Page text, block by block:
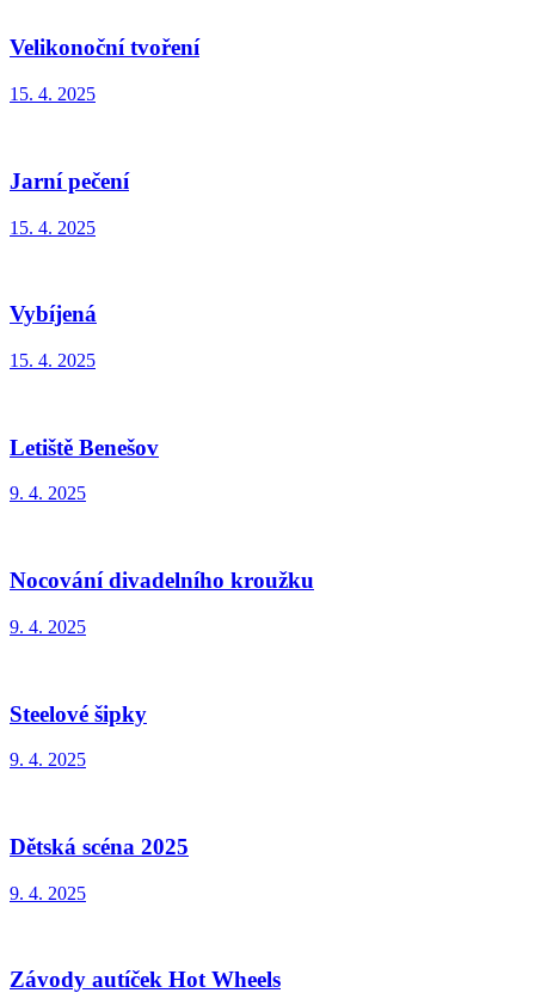
Velikonoční tvoření
15. 4. 2025
Jarní pečení
15. 4. 2025
Vybíjená
15. 4. 2025
Letiště Benešov
9. 4. 2025
Nocování divadelního kroužku
9. 4. 2025
Steelové šipky
9. 4. 2025
Dětská scéna 2025
9. 4. 2025
Závody autíček Hot Wheels